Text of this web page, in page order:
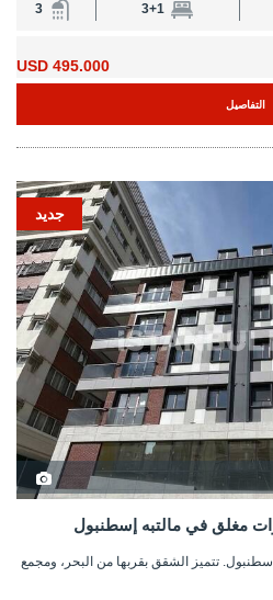
3+1
3
495.000 USD
التفاصيل
جديد
مغلق في مالتبه إسطنبول
تتميز الشقق بقربها من البحر، ومجمع